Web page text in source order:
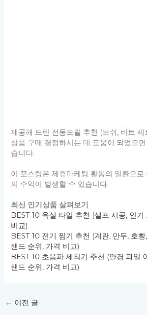
제공해 드린 전동드릴 추천 (보쉬, 비트 세
상품 구매 결정하시는 데 도움이 되었으
습니다.
이 포스팅은 제휴마케팅 활동의 일환으로
의 수익이 발생할 수 있습니다.
최신 인기상품 살펴보기
BEST 10 욕실 타일 추천 (셀프 시공, 인기
비교)
BEST 10 전기 찜기 추천 (계란, 만두, 호
랜드 순위, 가격 비교)
BEST 10 초음파 세척기 추천 (안경 과일
랜드 순위, 가격 비교)
← 이전 글